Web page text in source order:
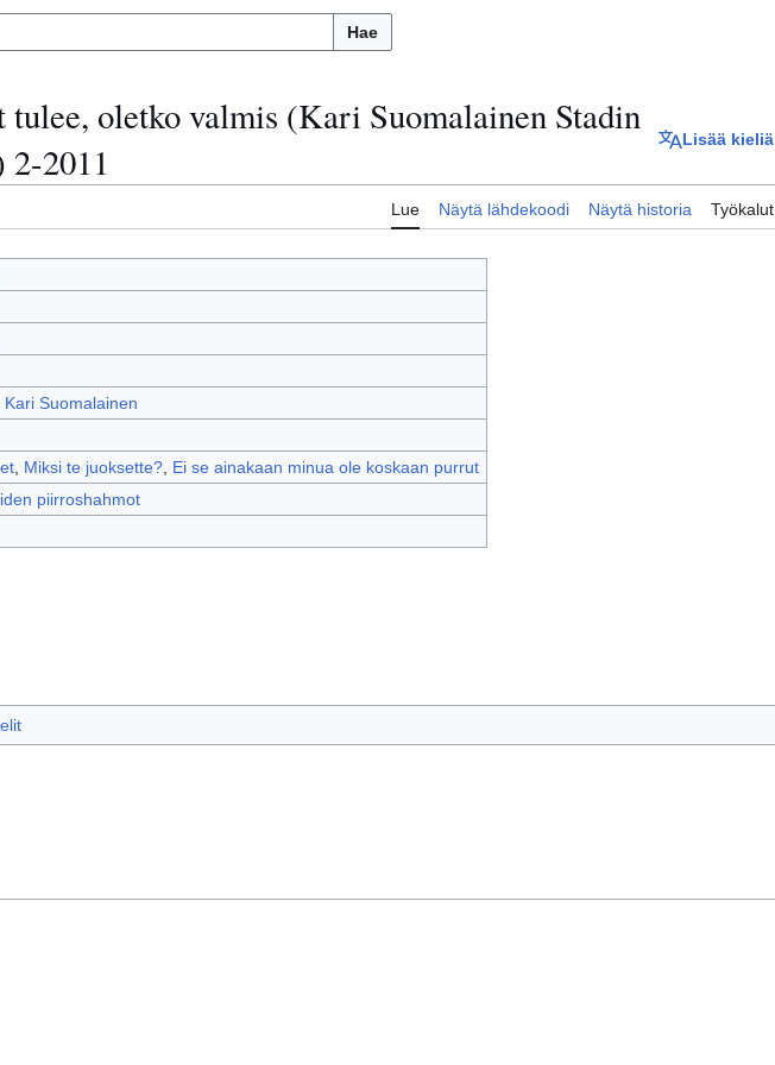
Hae
tulee, oletko valmis (Kari Suomalainen Stadin
2011
Lisää kieliä
Lue Näytä lähdekoodi Näytä historia Työkalut
Kari Suomalainen
, Miksi te juoksette?, Ei se ainakaan minua ole koskaan purrut
piirroshahmot